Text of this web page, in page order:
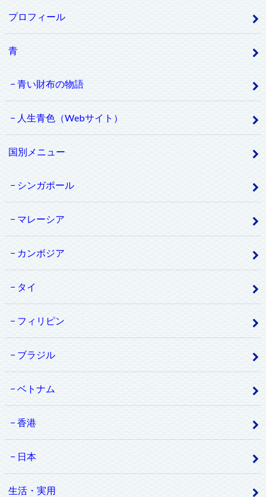
プロフィール
青
青い財布の物語
人生青色（Webサイト）
国別メニュー
シンガポール
マレーシア
カンボジア
タイ
フィリピン
ブラジル
ベトナム
香港
日本
生活・実用